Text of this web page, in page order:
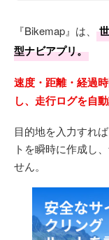
『Bikemap』は、
型ナビアプリ。
速度・距離・経過
し、走行ログを自動
目的地を入力すれ
トを瞬時に作成し
せん。